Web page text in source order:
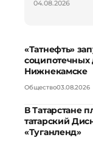
04.08.2026
«Татнефть»
соципотечных
Нижнекамске
Общество03.08.2026
В Татарстане
татарский
«Туганленд»